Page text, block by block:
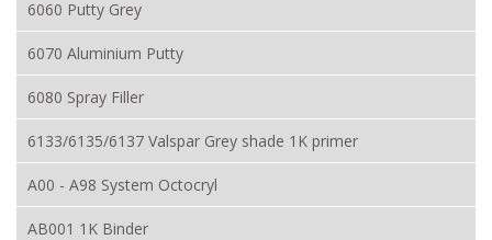
6060 Putty Grey
6070 Aluminium Putty
6080 Spray Filler
6133/6135/6137 Valspar Grey shade 1K primer
A00 - A98 System Octocryl
AB001 1K Binder